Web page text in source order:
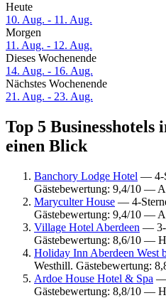
Heute
10. Aug. - 11. Aug.
Morgen
11. Aug. - 12. Aug.
Dieses Wochenende
14. Aug. - 16. Aug.
Nächstes Wochenende
21. Aug. - 23. Aug.
Top 5 Businesshotels
einen Blick
Banchory Lodge Hotel — 4-
Gästebewertung: 9,4/10 —
Maryculter House — 4-
Gästebewertung: 9,4/10 —
Village Hotel Aberdeen — 3-
Gästebewertung: 8,6/10 —
Holiday Inn Aberdeen West
Westhill. Gästebewertung:
Ardoe House Hotel & Spa —
Gästebewertung: 8,8/10 —